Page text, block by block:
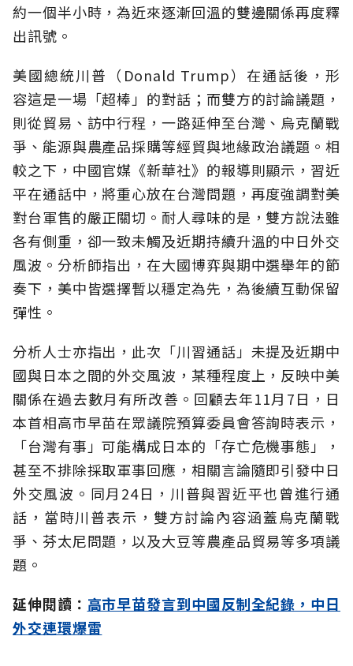
約一個半小時，為近來逐漸回溫的雙邊關係再度釋
出訊號。
美國總統川普（Donald Trump）在通話後，形
容這是一場「超棒」的對話；而雙方的討論議題，
則從貿易、訪中行程，一路延伸至台灣、烏克蘭戰
爭、能源與農產品採購等經貿與地緣政治議題。相
較之下，中國官媒《新華社》的報導則顯示，習近
平在通話中，將重心放在台灣問題，再度強調對美
對台軍售的嚴正關切。耐人尋味的是，雙方說法雖
各有側重，卻一致未觸及近期持續升溫的中日外交
風波。分析師指出，在大國博弈與期中選舉年的節
奏下，美中皆選擇暫以穩定為先，為後續互動保留
彈性。
分析人士亦指出，此次「川習通話」未提及近期中
國與日本之間的外交風波，某種程度上，反映中美
關係在過去數月有所改善。回顧去年11月7日，日
本首相高市早苗在眾議院預算委員會答詢時表示，
「台灣有事」可能構成日本的「存亡危機事態」，
甚至不排除採取軍事回應，相關言論隨即引發中日
外交風波。同月24日，川普與習近平也曾進行通
話，當時川普表示，雙方討論內容涵蓋烏克蘭戰
爭、芬太尼問題，以及大豆等農產品貿易等多項議
題。
延伸閱讀： 高市早苗發言到中國反制全紀錄，中日
外交連環爆雷